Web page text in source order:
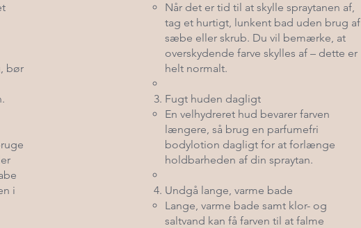
bør
i
Når det er tid til at skylle spraytanen af,
tag et hurtigt, lunkent bad uden brug af
sæbe eller skrub. Du vil bemærke, at
overskydende farve skylles af – dette er
helt normalt.
Fugt huden dagligt
En velhydreret hud bevarer farven
længere, så brug en parfumefri
bodylotion dagligt for at forlænge
holdbarheden af din spraytan.
Undgå lange, varme bade
Lange, varme bade samt klor- og
saltvand kan få farven til at falme